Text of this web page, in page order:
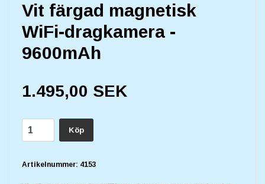
Vit färgad magnetisk
WiFi-dragkamera -
9600mAh
1.495,00 SEK
Köp
Artikelnummer: 4153